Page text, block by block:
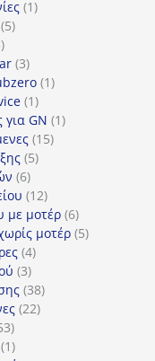
11
55
153
προϊόντα
33
προϊόντα
11
11
προϊόν
για GN 11
1515
55
66
προϊόντα
1212
προϊόντα
με μοτέρ 66
προϊόντα
μοτέρ 55
44
προϊόντα
33
προϊόντα
3838
προϊόντα
2222
53
προϊόντα
11